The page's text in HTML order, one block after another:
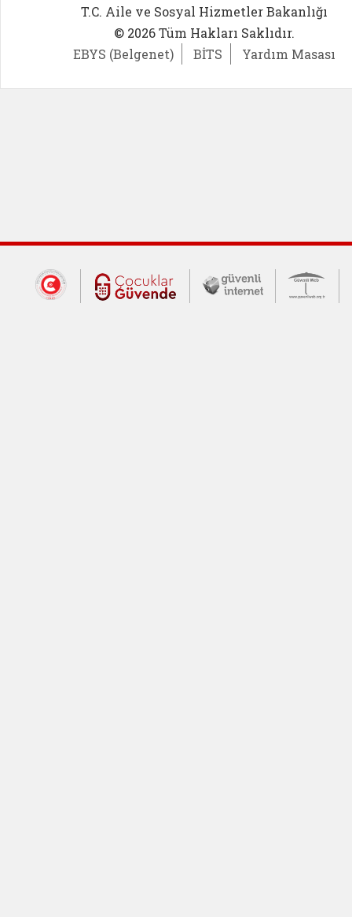
T.C. Aile ve Sosyal Hizmetler Bakanlığı
© 2026 Tüm Hakları Saklıdır.
EBYS (Belgenet)
BİTS Yardım Masası
Dış Bağlantılar
Cumhurbaşkanlığı İletişim Merkezi
Çocuklar Güvende (yeni
Güvenli